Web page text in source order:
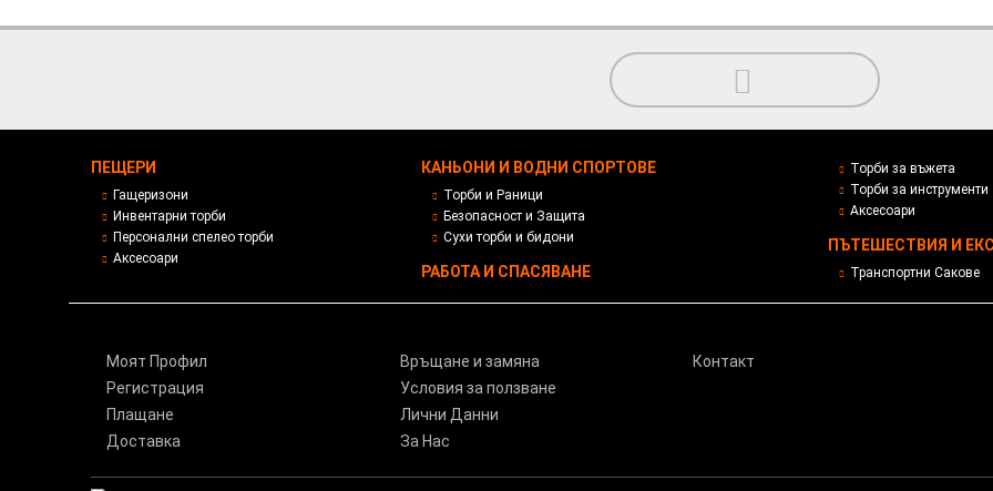
ПЕЩЕРИ
Гащеризони
Инвентарни торби
Персонални спелео торби
Аксесоари
КАНЬОНИ И ВОДНИ СПОРТОВЕ
Торби и Раници
Безопасност и Защита
Сухи торби и бидони
РАБОТА И СПАСЯВАНЕ
Торби за въжета
Торби за инструменти
Аксесоари
ПЪТЕШЕСТВИЯ И
Транспортни Сакове
Моят Профил
Регистрация
Плащане
Доставка
Връщане и замяна
Условия за ползване
Лични Данни
За Нас
Контакт